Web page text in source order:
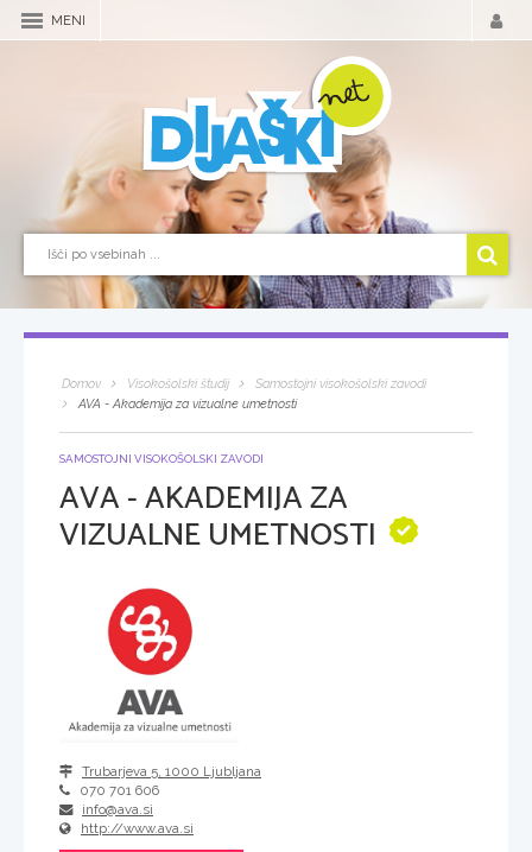
MENI
Domov Visokošolski študij
Samostojni visokošolski zavodi
AVA - Akademija za vizualne umetnosti
SAMOSTOJNI VISOKOŠOLSKI ZAVODI
AVA - AKADEMIJA ZA
VIZUALNE UMETNOSTI
Trubarjeva 5, 1000 Ljubljana
070 701 606
info@ava.si
http://www.ava.si